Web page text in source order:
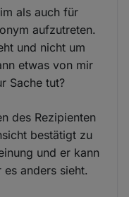
als auch für
aufzutreten.
und nicht um
etwas von mir
Sache tut?
des Rezipienten
bestätigt zu
und er kann
anders sieht.